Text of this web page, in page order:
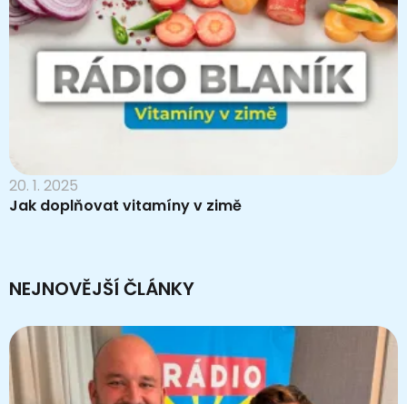
20. 1. 2025
Jak doplňovat vitamíny v zimě
NEJNOVĚJŠÍ ČLÁNKY